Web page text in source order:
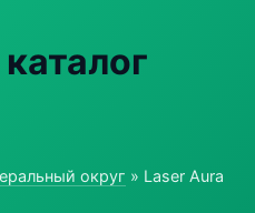
округ » Laser Aura